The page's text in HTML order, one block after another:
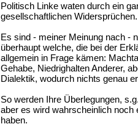
Politisch Linke waten durch ein
gesellschaftlichen Widersprüchen.
Es sind - meiner Meinung nach -
überhaupt welche, die bei der
allgemein in Frage kämen:
Gehabe, Niedrighalten Anderer,
Dialektik, wodurch nichts genau
So werden Ihre Überlegungen,
aber es wird wahrscheinlich noch
haben.